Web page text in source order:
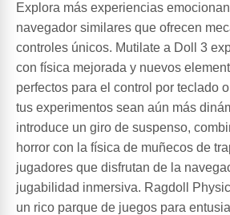
Explora más experiencias
navegador similares que ofrecen
controles únicos. Mutilate a Doll 3
con física mejorada y nuevos
perfectos para el control por teclado
tus experimentos sean aún más
introduce un giro de suspenso,
horror con la física de muñecos de
jugadores que disfrutan de la
jugabilidad inmersiva. Ragdoll
un rico parque de juegos para